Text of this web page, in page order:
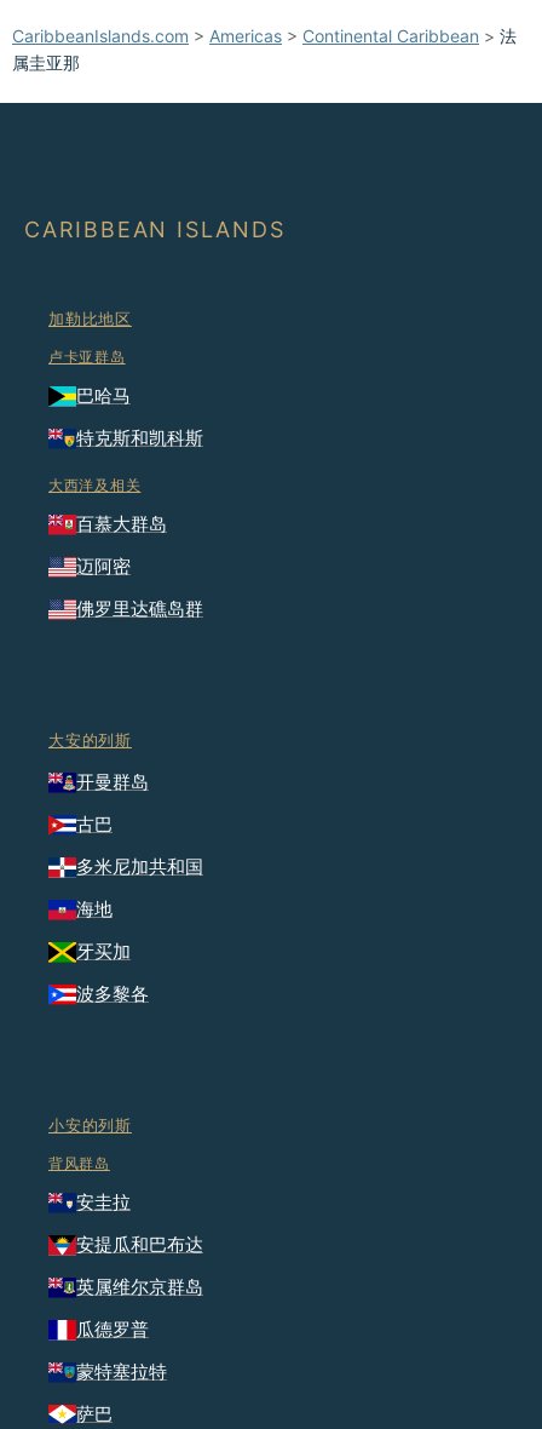
CaribbeanIslands.com > Americas > Continental Caribbean > 法
属圭亚那
CARIBBEAN ISLANDS
加勒比地区
卢卡亚群岛
巴哈马
特克斯和凯科斯
大西洋及相关
百慕大群岛
迈阿密
佛罗里达礁岛群
大安的列斯
开曼群岛
古巴
多米尼加共和国
海地
牙买加
波多黎各
小安的列斯
背风群岛
安圭拉
安提瓜和巴布达
英属维尔京群岛
瓜德罗普
蒙特塞拉特
萨巴